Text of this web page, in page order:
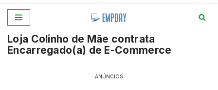
para
o
Loja Colinho de Mãe contrata
Encarregado(a) de E-Commerce
ANÚNCIOS